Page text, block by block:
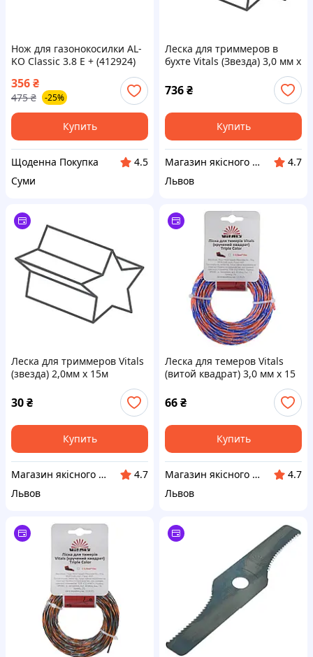
Нож для газонокосилки AL-
KO Classic 3.8 E + (412924)
356₴
475 ₴ -25%
Купить
Щоденна Покупка
4.5
Суми
Леска для триммеров в
бухте Vitals (Звезда) 3,0 мм х
736₴
Купить
Магазин якісного інструменту Tools Shop 24/7
4.7
Львов
Леска для триммеров Vitals
(звезда) 2,0мм х 15м
30₴
Купить
Магазин якісного інструменту Tools Shop 24/7
4.7
Львов
Леска для темеров Vitals
(витой квадрат) 3,0 мм х 15
66₴
Купить
Магазин якісного інструменту Tools Shop 24/7
4.7
Львов